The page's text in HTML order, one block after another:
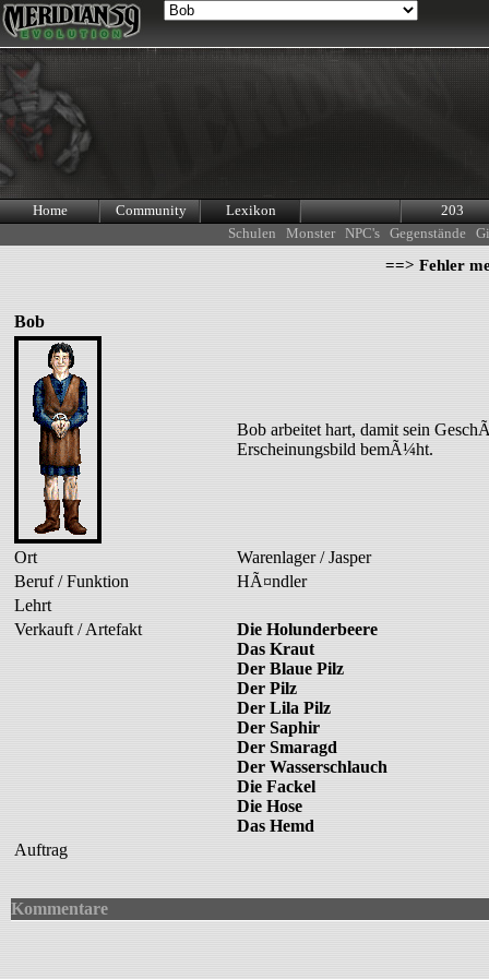
Home Community Lexikon
203
Schulen
Monster NPC's Gegenstände
==> Fehler
Bob
Bob arbeitet hart, damit sein
Erscheinungsbild bemÃ¼ht.
Ort
Warenlager / Jasper
Beruf / Funktion
HÃ¤ndler
Lehrt
Verkauft / Artefakt
Die Holunderbeere
Das Kraut
Der Blaue Pilz
Der Pilz
Der Lila Pilz
Der Saphir
Der Smaragd
Der Wasserschlauch
Die Fackel
Die Hose
Das Hemd
Auftrag
Kommentare